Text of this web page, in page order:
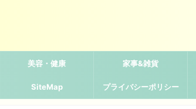
美容・健康 家事&雑貨
SiteMap プライバシーポリシー